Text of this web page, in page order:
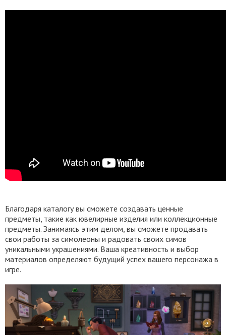
Благодаря каталогу вы сможете создавать ценные
предметы, такие как ювелирные изделия или коллекционные
предметы. Занимаясь этим делом, вы сможете продавать
свои работы за симолеоны и радовать своих симов
уникальными украшениями. Ваша креативность и выбор
материалов определяют будущий успех вашего персонажа в
игре.